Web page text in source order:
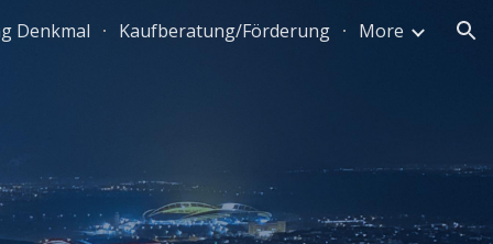
Denkmal Kaufberatung/Förderung More